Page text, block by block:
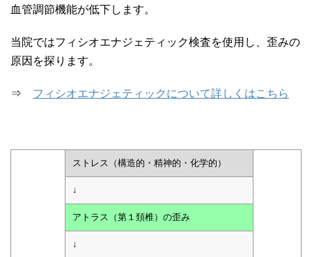
血管調節機能が低下します。
当院ではフィシオエナジェティック検査を使用し、歪みの
原因を探ります。
⇒ フィシオエナジェティックについて詳しくはこちら
ストレス（構造的・精神的・化学的）
↓
アトラス（第１頚椎）の歪み
↓